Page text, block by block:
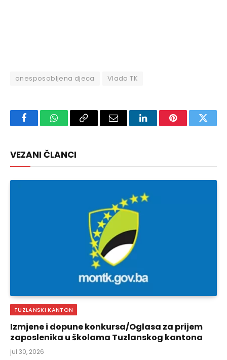
onesposobljena djeca Vlada TK
FacebookWhatsAppCopy
Email LinkedInPinterest
VEZANI ČLANCI
TUZLANSKI KANTON
Izmjene i dopune konkursa/Oglasa za prijem
zaposlenika u školama Tuzlanskog kantona
jul 30, 2026